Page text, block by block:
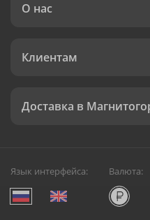
О нас
Клиентам
Доставка в
Язык интерфейса: Валюта: